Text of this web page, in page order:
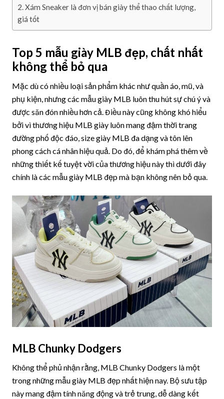
Xám Sneaker là đơn vị bán giày thể thao chất lượng,
giá tốt
Top 5 mẫu giày MLB đẹp, chất nhất
không thể bỏ qua
Mặc dù có nhiều loại sản phẩm khác như quần áo, mũ, và
phụ kiện, nhưng các mẫu giày MLB luôn thu hút sự chú ý và
được săn đón nhiều hơn cả. Điều này cũng không khó hiểu
bởi vì thương hiệu MLB giày luôn mang đậm thời trang
đường phố độc đáo, size giày MLB đa dạng và tôn lên
phong cách cá nhân hiệu quả. Do đó, để khám phá thêm về
những thiết kế tuyệt vời của thương hiệu này thì dưới đây
chính là các mẫu giày MLB đẹp mà bạn không nên bỏ qua.
MLB Chunky Dodgers
Không thể phủ nhận rằng, MLB Chunky Dodgers là một
trong những mẫu giày MLB đẹp nhất hiện nay. Bộ sưu tập
này mang đậm tính năng động và trẻ trung, dễ dàng kết